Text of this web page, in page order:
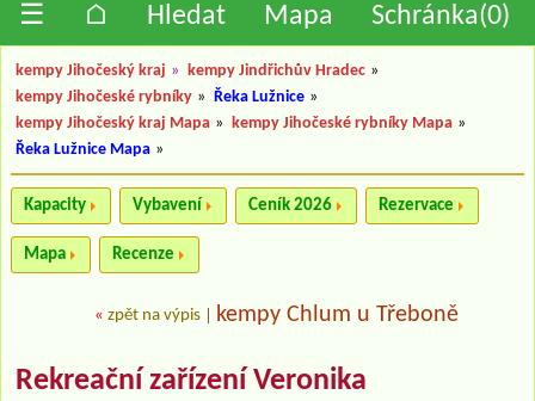
☰ ⌂ Hledat Mapa Schránka(0)
kempy Jihočeský kraj » kempy Jindřichův Hradec »
kempy Jihočeské rybníky » Řeka Lužnice »
kempy Jihočeský kraj Mapa » kempy Jihočeské rybníky Mapa »
Řeka Lužnice Mapa »
Kapacity Vybavení Ceník 2026 Rezervace
Mapa Recenze
« zpět na výpis kempy Chlum u Třeboně
Rekreační zařízení Veronika